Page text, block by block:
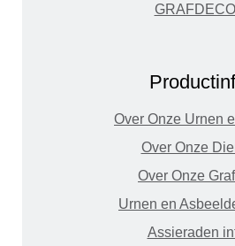
Over Onze Urnen
Over Onze
Over Onze
Urnen en
Assieraden